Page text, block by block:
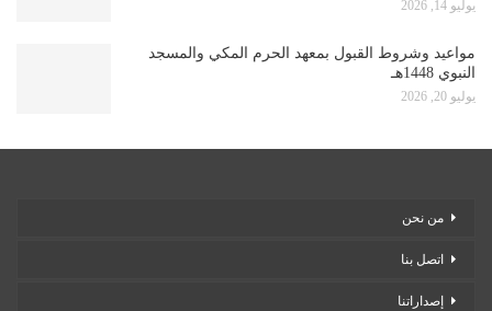
يوليو 14, 2026
مواعيد وشروط القبول بمعهد الحرم المكي والمسجد
النبوي 1448هـ
يوليو 20, 2026
من نحن
اتصل بنا
إصداراتنا